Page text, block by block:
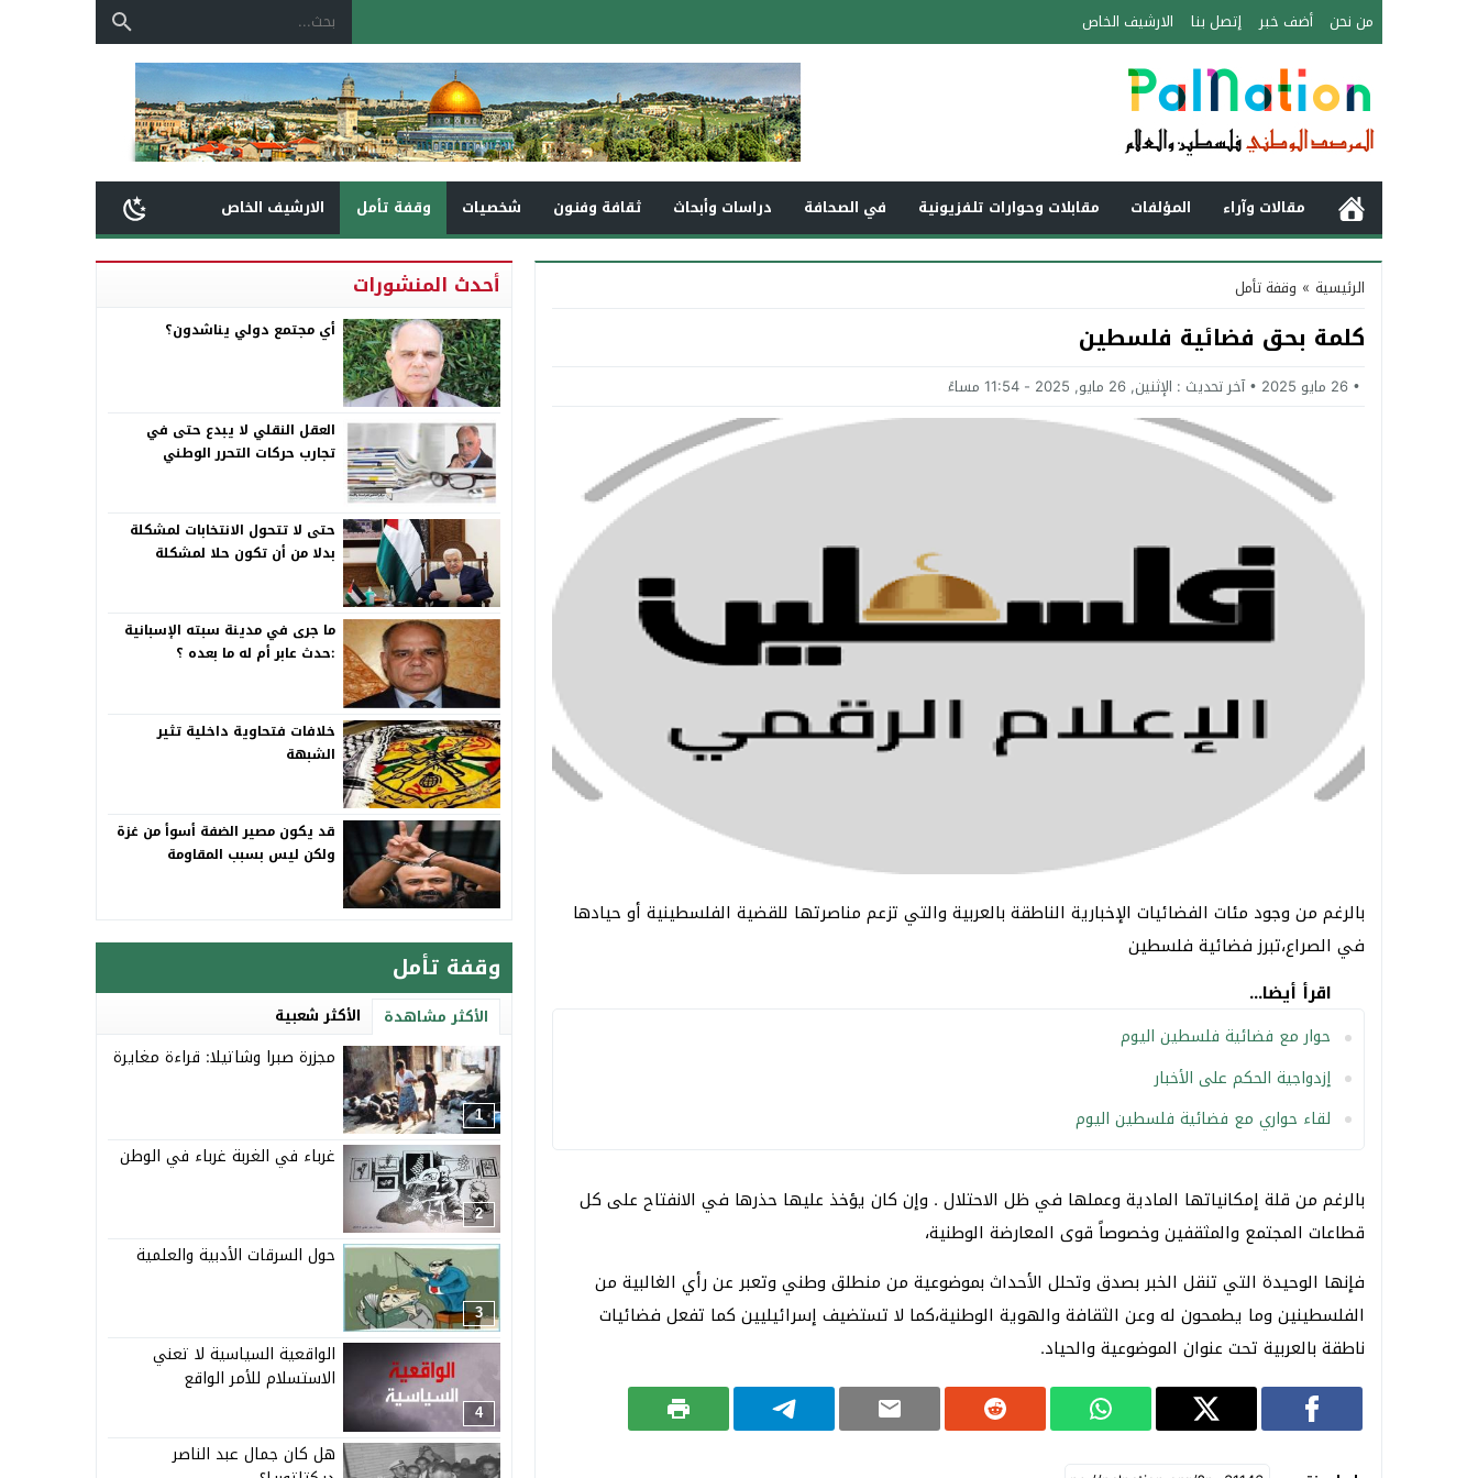
من نحن أضف خبر إتصل بنا الارشيف الخاص
مقالات وآراء المؤلفات مقابلات وحوارات تلفزيونية في الصحافة دراسات وأبحاث ثقافة وفنون شخصيات وقفة تأمل الارشيف الخاص
الرئيسية » وقفة تأمل
كلمة بحق فضائية فلسطين
26 مايو 2025 آخر تحديث : الإثنين, 26 مايو, 2025 - 11:54 مساءً
بالرغم من وجود مئات الفضائيات الإخبارية الناطقة بالعربية والتي تزعم مناصرتها للقضية الفلسطينية أو حيادها
في الصراع،تبرز فضائية فلسطين
اقرأ أيضا...
حوار مع فضائية فلسطين اليوم
إزدواجية الحكم على الأخبار
لقاء حواري مع فضائية فلسطين اليوم
بالرغم من قلة إمكانياتها المادية وعملها في ظل الاحتلال . وإن كان يؤخذ عليها حذرها في الانفتاح على كل
قطاعات المجتمع والمثقفين وخصوصاً قوى المعارضة الوطنية،
فإنها الوحيدة التي تنقل الخبر بصدق وتحلل الأحداث بموضوعية من منطلق وطني وتعبر عن رأي الغالبية من
الفلسطينين وما يطمحون له وعن الثقافة والهوية الوطنية،كما لا تستضيف إسرائيليين كما تفعل فضائيات
ناطقة بالعربية تحت عنوان الموضوعية والحياد.
أحدث المنشورات
أي مجتمع دولي يناشدون؟
العقل النقلي لا يبدع حتى في
تجارب حركات التحرر الوطني
حتى لا تتحول الانتخابات لمشكلة
بدلا من أن تكون حلا لمشكلة
ما جرى في مدينة سبته الإسبانية
:حدث عابر أم له ما بعده ؟
خلافات فتحاوية داخلية تثير
الشبهة
قد يكون مصير الضفة أسوأ من غزة
ولكن ليس بسبب المقاومة
وقفة تأمل
الأكثر مشاهدة الأكثر شعبية
1
مجزرة صبرا وشاتيلا: قراءة مغايرة
2
غرباء في الغربة غرباء في الوطن
3
حول السرقات الأدبية والعلمية
4
الواقعية السياسية لا تعني
الاستسلام للأمر الواقع
هل كان جمال عبد الناصر